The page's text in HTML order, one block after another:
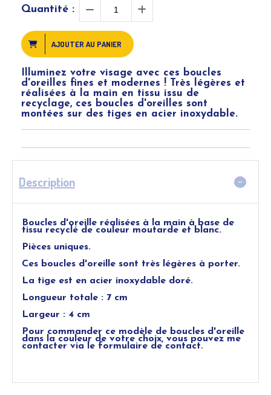
Quantité :
AJOUTER AU PANIER
Illuminez votre visage avec ces boucles
d'oreilles fines et modernes ! Très légères et
réalisées à la main en tissu issu de
recyclage, ces boucles d'oreilles sont
montées sur des tiges en acier inoxydable.
Description
Boucles d'oreille réalisées à la main à base de
tissu recyclé de couleur moutarde et blanc.
Pièces uniques.
Ces boucles d'oreille sont très légères à porter.
La tige est en acier inoxydable doré.
Longueur totale : 7 cm
Largeur : 4 cm
Pour commander ce modèle de boucles d'oreille
dans la couleur de votre choix, vous pouvez me
contacter via le formulaire de contact.